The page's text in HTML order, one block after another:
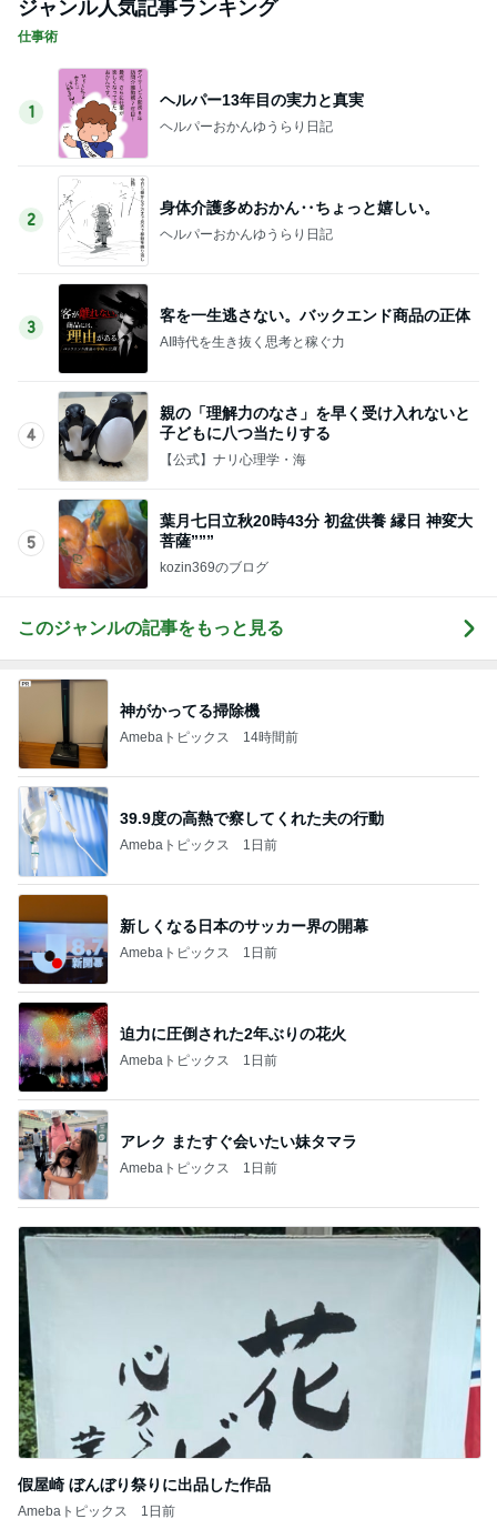
ジャンル人気記事ランキング
仕事術
1
ヘルパー13年目の実力と真実
ヘルパーおかんゆうらり日記
2
身体介護多めおかん‥ちょっと嬉しい。
ヘルパーおかんゆうらり日記
3
客を一生逃さない。バックエンド商品の正体
AI時代を生き抜く思考と稼ぐ力
4
親の「理解力のなさ」を早く受け入れないと
子どもに八つ当たりする
【公式】ナリ心理学・海
5
葉月七日立秋20時43分 初盆供養 縁日 神変大
菩薩”””
kozin369のブログ
このジャンルの記事をもっと見る
神がかってる掃除機
Amebaトピックス 14時間前
39.9度の高熱で察してくれた夫の行動
Amebaトピックス 1日前
新しくなる日本のサッカー界の開幕
Amebaトピックス 1日前
迫力に圧倒された2年ぶりの花火
Amebaトピックス 1日前
アレク またすぐ会いたい妹タマラ
Amebaトピックス 1日前
假屋崎 ぼんぼり祭りに出品した作品
Amebaトピックス 1日前